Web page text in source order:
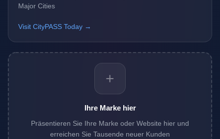
Major Cities
Visit CityPASS Today →
+
Ihre Marke hier
Präsentieren Sie Ihre Marke oder Website hier und
erreichen Sie Tausende neuer Kunden